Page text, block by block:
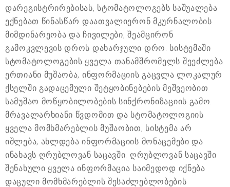
დარეგისტრირებისას, სტომატოლოგებს საშუალება
ექნებათ წინასწარ დაათვალიერონ მკურნალობის
მიმდინარეობა და ჩივილები, შეამცირონ
გამოკვლევის დროს დახარჯული დრო. სისტემაში
სტომატოლოგების ყველა თანამშრომელს შეეძლება
ერთიანი მუშაობა, ინფორმაციის გაცვლა ლოკალურ
ქსელში გადაცემული შეტყობინებების მეშვეობით
სამუშაო მოწყობილობების სინქრონიზაციის გამო.
მრავალარხიანი წვდომით და სტომატოლოგიის
ყველა მომხმარებლის მუშაობით, სისტემა არ
იშლება, ახლდება ინფორმაციის მონაცემები და
ინახავს ღრუბლოვან საცავში. ღრუბლოვან საცავში
შენახული ყველა ინფორმაცია საიმედოდ იქნება
დაცული მომხმარებლის შესაძლებლობების